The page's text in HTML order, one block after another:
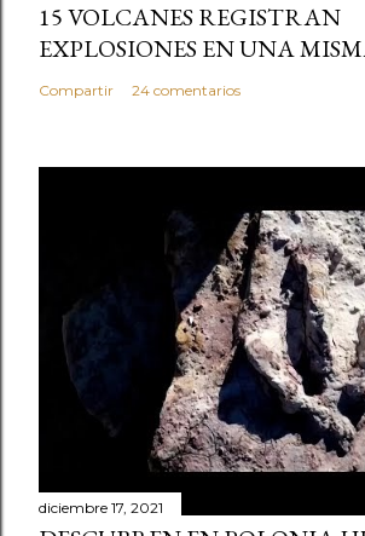
15 VOLCANES REGISTRAN
EXPLOSIONES EN UNA
Compartir 24 comentarios
diciembre 17, 2021